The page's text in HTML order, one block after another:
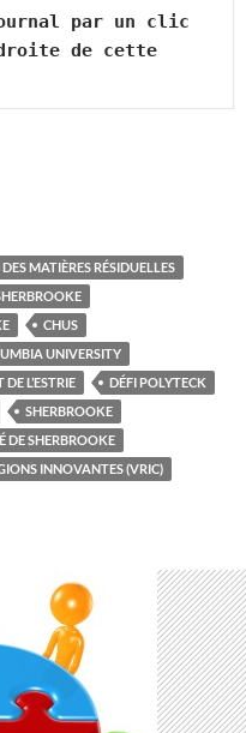
par un clic
de cette
MATIÈRES RÉSIDUELLES
CHUS
UNIVERSITY
L’ESTRIE
DÉFI POLYTECK
SHERBROOKE
DE SHERBROOKE
INNOVANTES (VRIC)